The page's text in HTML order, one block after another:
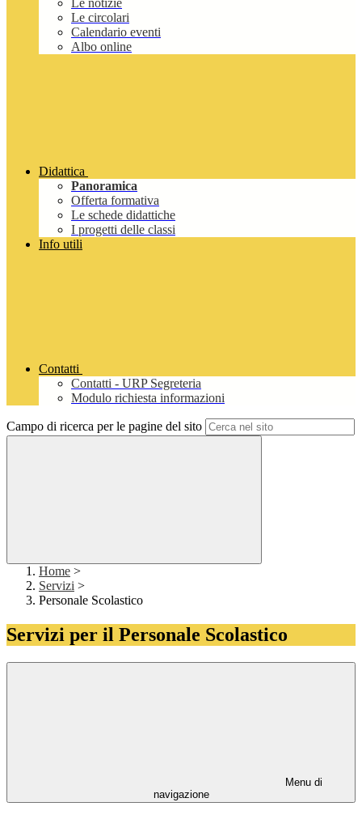
Le notizie
Le circolari
Calendario eventi
Albo online
Didattica
Panoramica
Offerta formativa
Le schede didattiche
I progetti delle classi
Info utili
Contatti
Contatti - URP Segreteria
Modulo richiesta informazioni
Campo di ricerca per le pagine del sito
Home >
Servizi >
Personale Scolastico
Servizi per il Personale Scolastico
Menu di
navigazione